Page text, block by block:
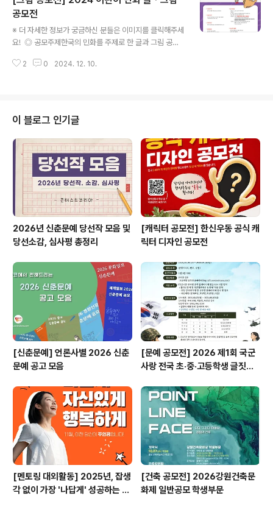
고려하여 함축적으로 표현○ 전국체육대회 기본 표어(굳센
체력, 알찬 단결, 빛나는 전진)와 전국장애인체육대회 기본
표어(다함께! 굳세게! 끝까지!) 반영○ 전국체육대회 및 전
위기 등을 표현하는 상징성 내포 ..
공모전
※ 더 자세한 정보가 궁금하신 분들은 이미지를 클릭해주세
요! ◎ 공모주제한국의 민화를 주제로 한 글과 그림 공
일(월) (16일 우체국 소인까지 가능) ◎ 응모대상유치부,
보 ◎ 행사일정(추후 공지)시상식 및 전시회 ◎ 입상작 활
용공공기관의 홈페이지 및 홍보 목적으로 수상작 게시 및
출판물 ◎ 시상내역대상, 최우수상, 우수상, 장려상, 특별
상, 민화사랑상, 기관장상(유치부, 저학년부, 고학년부 별도
시상)특 전 : 입상자선정후 어린이 민화책 발간 ◎ 주최 ..
2 0 2024. 12. 10.
이 블로그 인기글
2026년 신춘문예 당선작 모음 및
당선소감, 심사평 총정리
[캐릭터 공모전] 한신우동 공식 캐
릭터 디자인 공모전
[신춘문예] 언론사별 2026 신춘
문예 공고 모음
[문예 공모전] 2026 제1회 국군
사랑 전국 초·중·고등학생 글짓기
[멘토링 대외활동] 2025년, 잡생
각 없이 가장 '나답게' 성공하는 법
[건축 공모전] 2026강원건축문
화제 일반공모 학생부문